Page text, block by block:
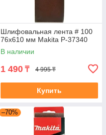
Шлифовальная лента # 100
76x610 мм Makita P-37340
В наличии
1 490 ₸ 4 995 ₸
Купить
–70%